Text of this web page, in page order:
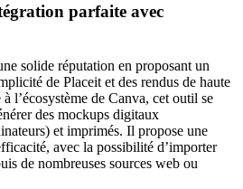
parfaite avec
solide réputation en proposant un
de Placeit et des rendus de haute
l’écosystème de Canva, cet outil se
des mockups digitaux
et imprimés. Il propose une
avec la possibilité d’importer
de nombreuses sources web ou